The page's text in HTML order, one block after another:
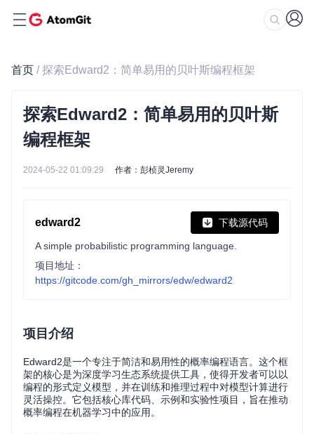
首页 / 探索Edward2：简单易用的贝叶斯编程框架
探索Edward2：简单易用的贝叶斯
编程框架
2024-05-22 01:09:29 作者：彭桢灵Jeremy
edward2 下载源代码
A simple probabilistic programming language.
项目地址：
https://gitcode.com/gh_mirrors/edw/edward2
项目介绍
Edward2是一个专注于简洁和易用性的概率编程语言。这个框
架的核心是为深度学习生态系统提供工具，使得开发者可以以
编程的形式定义模型，并在训练和推理过程中对模型计算进行
灵活操控。它包括核心库代码、示例和实验性项目，旨在推动
概率编程在机器学习中的应用。